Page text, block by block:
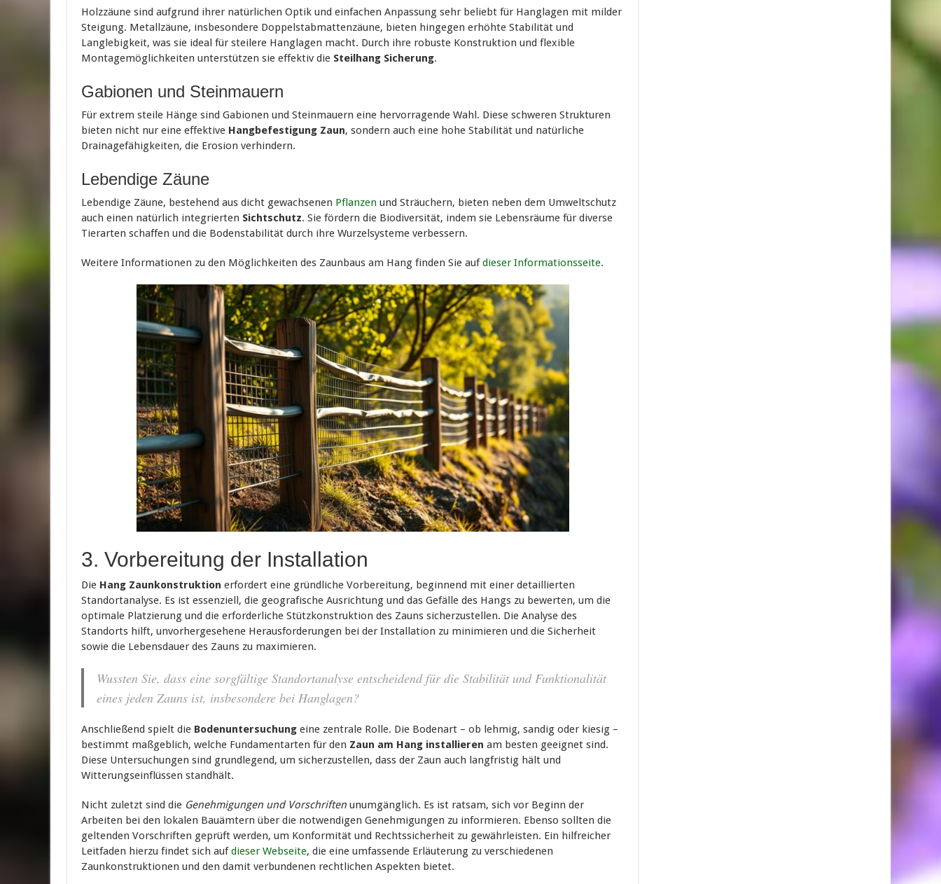
Holzzäune sind aufgrund ihrer natürlichen Optik und einfachen Anpassung sehr beliebt für Hanglagen mit milder
Steigung. Metallzäune, insbesondere Doppelstabmattenzäune, bieten hingegen erhöhte Stabilität und
Langlebigkeit, was sie ideal für steilere Hanglagen macht. Durch ihre robuste Konstruktion und flexible
Montagemöglichkeiten unterstützen sie effektiv die Steilhang Sicherung.
Gabionen und Steinmauern
Für extrem steile Hänge sind Gabionen und Steinmauern eine hervorragende Wahl. Diese schweren Strukturen
bieten nicht nur eine effektive Hangbefestigung Zaun, sondern auch eine hohe Stabilität und natürliche
Drainagefähigkeiten, die Erosion verhindern.
Lebendige Zäune
Lebendige Zäune, bestehend aus dicht gewachsenen Pflanzen und Sträuchern, bieten neben dem Umweltschutz
auch einen natürlich integrierten Sichtschutz. Sie fördern die Biodiversität, indem sie Lebensräume für diverse
Tierarten schaffen und die Bodenstabilität durch ihre Wurzelsysteme verbessern.
Weitere Informationen zu den Möglichkeiten des Zaunbaus am Hang finden Sie aufdieser Informationsseite.
3. Vorbereitung der Installation
Die Hang Zaunkonstruktion erfordert eine gründliche Vorbereitung, beginnend mit einer detaillierten
Standortanalyse. Es ist essenziell, die geografische Ausrichtung und das Gefälle des Hangs zu bewerten, um die
optimale Platzierung und die erforderliche Stützkonstruktion des Zauns sicherzustellen. Die Analyse des
Standorts hilft, unvorhergesehene Herausforderungen bei der Installation zu minimieren und die Sicherheit
sowie die Lebensdauer des Zauns zu maximieren.
Wussten Sie, dass eine sorgfältige Standortanalyse entscheidend für die Stabilität und Funktionalität
eines jeden Zauns ist, insbesondere bei Hanglagen?
Anschließend spielt die Bodenuntersuchung eine zentrale Rolle. Die Bodenart – ob lehmig, sandig oder kiesig –
bestimmt maßgeblich, welche Fundamentarten für den Zaun am Hang installieren am besten geeignet sind.
Diese Untersuchungen sind grundlegend, um sicherzustellen, dass der Zaun auch langfristig hält und
Witterungseinflüssen standhält.
Nicht zuletzt sind die Genehmigungen und Vorschriften unumgänglich. Es ist ratsam, sich vor Beginn der
Arbeiten bei den lokalen Bauämtern über die notwendigen Genehmigungen zu informieren. Ebenso sollten die
geltenden Vorschriften geprüft werden, um Konformität und Rechtssicherheit zu gewährleisten. Ein hilfreicher
Leitfaden hierzu findet sich aufdieser Webseite, die eine umfassende Erläuterung zu verschiedenen
Zaunkonstruktionen und den damit verbundenen rechtlichen Aspekten bietet.